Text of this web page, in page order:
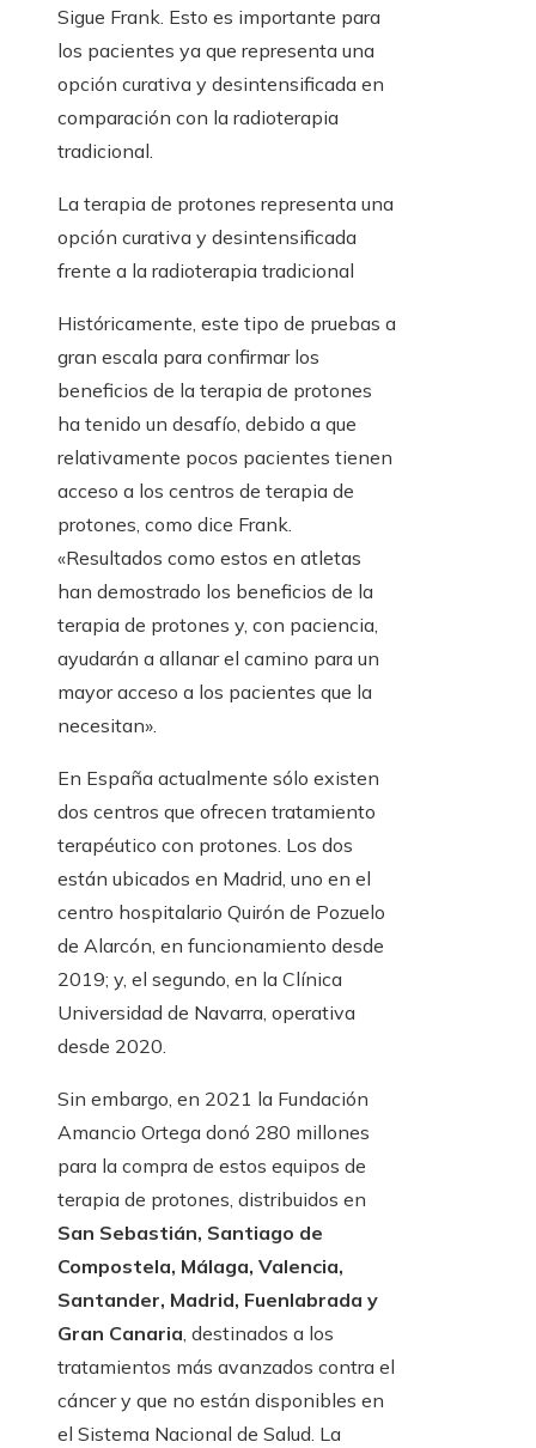
Sigue Frank. Esto es importante para
los pacientes ya que representa una
opción curativa y desintensificada en
comparación con la radioterapia
tradicional.
La terapia de protones representa una
opción curativa y desintensificada
frente a la radioterapia tradicional
Históricamente, este tipo de pruebas a
gran escala para confirmar los
beneficios de la terapia de protones
ha tenido un desafío, debido a que
relativamente pocos pacientes tienen
acceso a los centros de terapia de
protones, como dice Frank.
«Resultados como estos en atletas
han demostrado los beneficios de la
terapia de protones y, con paciencia,
ayudarán a allanar el camino para un
mayor acceso a los pacientes que la
necesitan».
En España actualmente sólo existen
dos centros que ofrecen tratamiento
terapéutico con protones. Los dos
están ubicados en Madrid, uno en el
centro hospitalario Quirón de Pozuelo
de Alarcón, en funcionamiento desde
2019; y, el segundo, en la Clínica
Universidad de Navarra, operativa
desde 2020.
Sin embargo, en 2021 la Fundación
Amancio Ortega donó 280 millones
para la compra de estos equipos de
terapia de protones, distribuidos en
San Sebastián, Santiago de
Compostela, Málaga, Valencia,
Santander, Madrid, Fuenlabrada y
Gran Canaria, destinados a los
tratamientos más avanzados contra el
cáncer y que no están disponibles en
el Sistema Nacional de Salud. La